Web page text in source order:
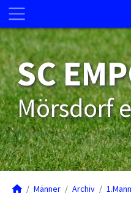
SC
Mörsdorf
Männer Archiv